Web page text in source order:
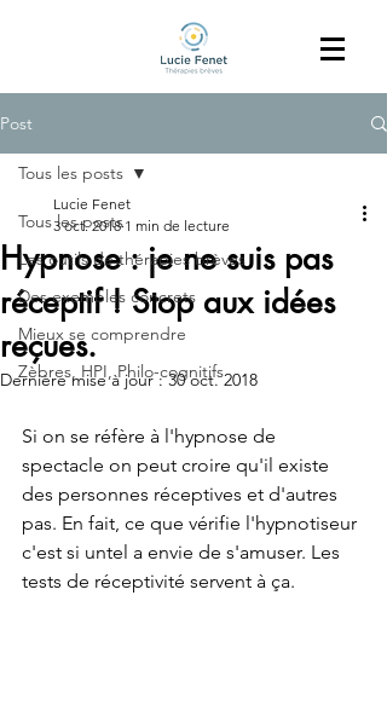
Post
Tous les posts
Les outils de thérapies brèves
Des exemples concrets
Mieux se comprendre
Zèbres, HPI, Philo-cognitifs
Tous les posts
Hypnose : je ne suis pas
réceptif ! Stop aux idées
reçues.
Lucie Fenet
3 oct. 2018 1 min de lecture
Dernière mise à jour :30 oct. 2018
Si on se réfère à l'hypnose de
spectacle on peut croire qu'il existe
des personnes réceptives et d'autres
pas. En fait, ce que vérifie l'hypnotiseur
c'est si untel a envie de s'amuser. Les
tests de réceptivité servent à ça.